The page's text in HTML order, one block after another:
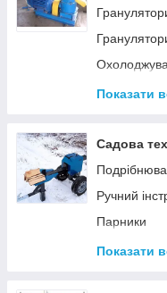
Газові котли
Аксесуари
Дровоколи
Показати
Садова
Ручний
Парники
Термоси
Показати